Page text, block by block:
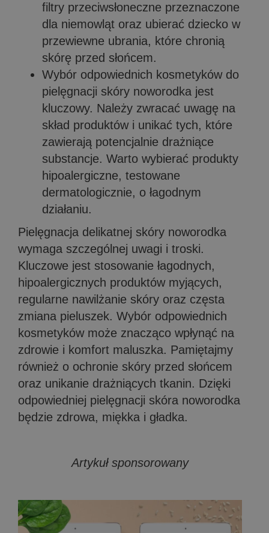
filtry przeciwsłoneczne przeznaczone
dla niemowląt oraz ubierać dziecko w
przewiewne ubrania, które chronią
skórę przed słońcem.
Wybór odpowiednich kosmetyków do
pielęgnacji skóry noworodka jest
kluczowy. Należy zwracać uwagę na
skład produktów i unikać tych, które
zawierają potencjalnie drażniące
substancje. Warto wybierać produkty
hipoalergiczne, testowane
dermatologicznie, o łagodnym
działaniu.
Pielęgnacja delikatnej skóry noworodka
wymaga szczególnej uwagi i troski.
Kluczowe jest stosowanie łagodnych,
hipoalergicznych produktów myjących,
regularne nawilżanie skóry oraz częsta
zmiana pieluszek. Wybór odpowiednich
kosmetyków może znacząco wpłynąć na
zdrowie i komfort maluszka. Pamiętajmy
również o ochronie skóry przed słońcem
oraz unikanie drażniących tkanin. Dzięki
odpowiedniej pielęgnacji skóra noworodka
będzie zdrowa, miękka i gładka.
Artykuł sponsorowany